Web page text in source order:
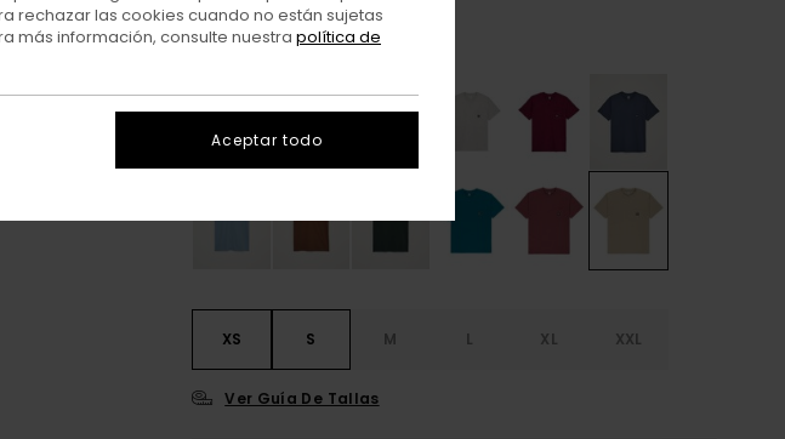
ColorAluminum
XS S M L XL XXL
Ver Guía De Tallas
rechazar las cookies cuando no están sujetas
más información, consulte nuestra política de
Aceptar todo